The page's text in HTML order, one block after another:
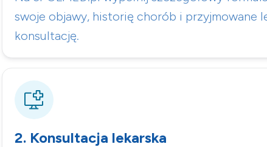
swoje objawy, historię chorób i przyjmowane
konsultację.
2. Konsultacja lekarska